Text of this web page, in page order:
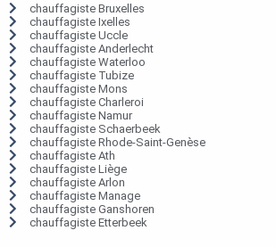
chauffagiste Bruxelles
chauffagiste Ixelles
chauffagiste Uccle
chauffagiste Anderlecht
chauffagiste Waterloo
chauffagiste Tubize
chauffagiste Mons
chauffagiste Charleroi
chauffagiste Namur
chauffagiste Schaerbeek
chauffagiste Rhode-Saint-Genèse
chauffagiste Ath
chauffagiste Liège
chauffagiste Arlon
chauffagiste Manage
chauffagiste Ganshoren
chauffagiste Etterbeek